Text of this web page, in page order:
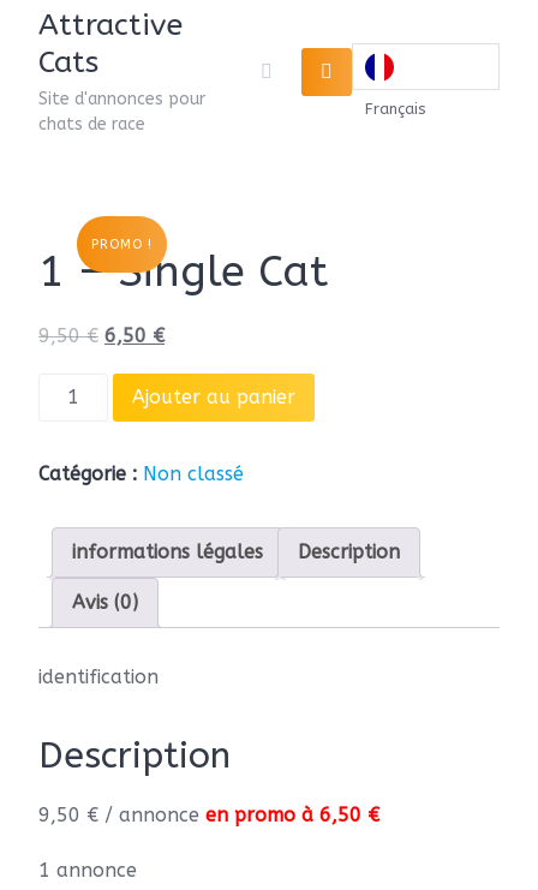
Attractive
Cats
Site d'annonces pour
chats de race
Français
PROMO !
1 – Single Cat
9,50€ 6,50 €
Ajouter au panier
Catégorie : Non classé
informations légales Description
Avis (0)
identification
Description
9,50 € / annonce en promo à 6,50 €
1 annonce